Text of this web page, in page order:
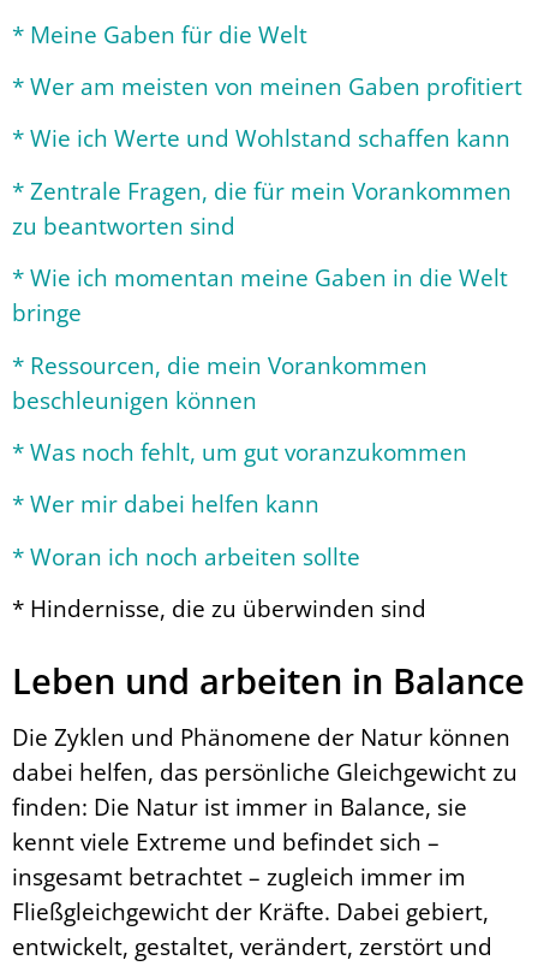
* Meine Gaben für die Welt
* Wer am meisten von meinen Gaben profitiert
* Wie ich Werte und Wohlstand schaffen kann
* Zentrale Fragen, die für mein Vorankommen
zu beantworten sind
* Wie ich momentan meine Gaben in die Welt
bringe
* Ressourcen, die mein Vorankommen
beschleunigen können
* Was noch fehlt, um gut voranzukommen
* Wer mir dabei helfen kann
* Woran ich noch arbeiten sollte
* Hindernisse, die zu überwinden sind
Leben und arbeiten in Balance
Die Zyklen und Phänomene der Natur können
dabei helfen, das persönliche Gleichgewicht zu
finden: Die Natur ist immer in Balance, sie
kennt viele Extreme und befindet sich –
insgesamt betrachtet – zugleich immer im
Fließgleichgewicht der Kräfte. Dabei gebiert,
entwickelt, gestaltet, verändert, zerstört und